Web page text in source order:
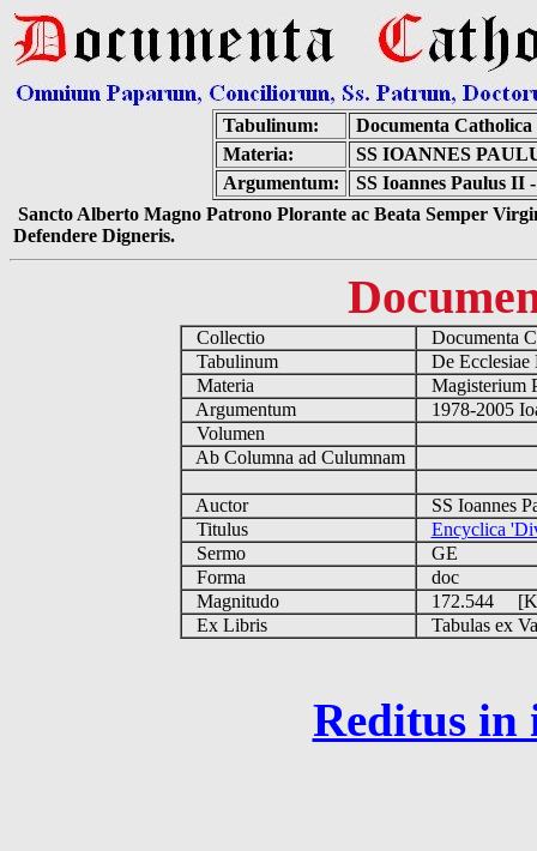
Tabulinum:
Documenta Catholica
Materia:
SS IOANNES
Argumentum:
SS Ioannes Paulus II
Sancto Alberto Magno Patrono Plorante ac Beata Semper
Defendere Digneris.
Collectio
Documenta
Tabulinum
De
Materia
Magisterium
Argumentum
1978-2005
Volumen
Ab Columna ad Culumnam
Auctor
SS Ioannes
Titulus
Encyclica
Sermo
GE
Forma
doc
Magnitudo
172.544
Ex Libris
Tabulas ex
Reditus in